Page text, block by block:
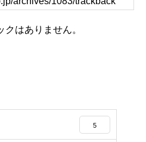
はありません。
5